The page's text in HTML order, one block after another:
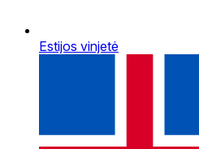
Estijos vinjetė